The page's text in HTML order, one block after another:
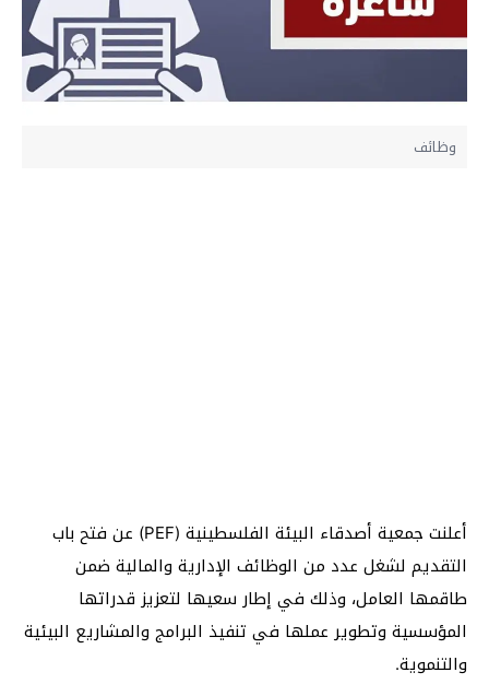
وظائف
أعلنت جمعية أصدقاء البيئة الفلسطينية (PEF) عن فتح باب
التقديم لشغل عدد من الوظائف الإدارية والمالية ضمن
طاقمها العامل، وذلك في إطار سعيها لتعزيز قدراتها
المؤسسية وتطوير عملها في تنفيذ البرامج والمشاريع البيئية
والتنموية.